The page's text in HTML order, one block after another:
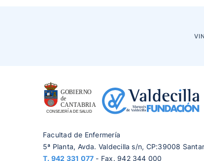
Facultad de Enfermería
5ª Planta, Avda. Valdecilla s/n, CP:39008
T. 942 331 077 - Fax. 942 344 000